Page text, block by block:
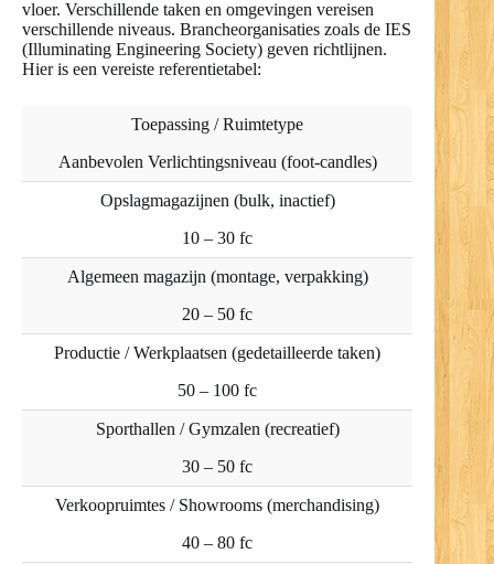
vloer. Verschillende taken en omgevingen vereisen
verschillende niveaus. Brancheorganisaties zoals de IES
(Illuminating Engineering Society) geven richtlijnen.
Hier is een vereiste referentietabel:
Toepassing / Ruimtetype
Aanbevolen Verlichtingsniveau (foot-candles)
Opslagmagazijnen (bulk, inactief)
10 – 30 fc
Algemeen magazijn (montage, verpakking)
20 – 50 fc
Productie / Werkplaatsen (gedetailleerde taken)
50 – 100 fc
Sporthallen / Gymzalen (recreatief)
30 – 50 fc
Verkoopruimtes / Showrooms (merchandising)
40 – 80 fc